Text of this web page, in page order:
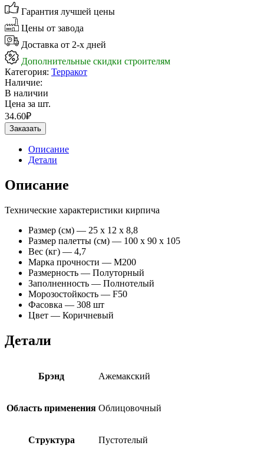
Гарантия лучшей цены
Цены от завода
Доставка от 2-х дней
Дополнительные скидки строителям
Категория: Терракот
Наличие:
В наличии
Цена за шт.
34.60₽
Заказать
Описание
Детали
Описание
Технические характеристики кирпича
Размер (см) — 25 x 12 x 8,8
Размер палетты (см) — 100 x 90 x 105
Вес (кг) — 4,7
Марка прочности — М200
Размерность — Полуторный
Заполненность — Полнотелый
Морозостойкость — F50
Фасовка — 308 шт
Цвет — Коричневый
Детали
Брэнд Ажемакский
Область применения Облицовочный
Структура Пустотелый